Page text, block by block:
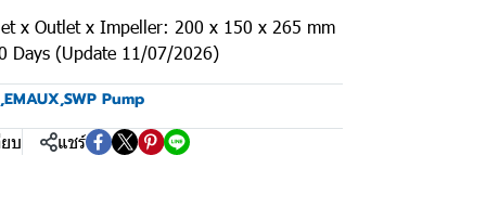
x Outlet x Impeller: 200 x 150 x 265 mm
Days (Update 11/07/2026)
,EMAUX,SWP Pump
บ
แชร์